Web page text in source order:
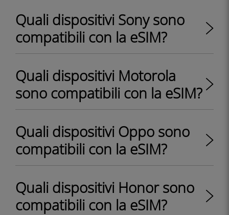
Quali dispositivi Sony sono
compatibili con la eSIM?
Quali dispositivi Motorola
sono compatibili con la eSIM?
Quali dispositivi Oppo sono
compatibili con la eSIM?
Quali dispositivi Honor sono
compatibili con la eSIM?